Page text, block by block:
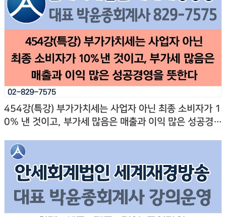
454강(특강) 부가가치세는 사업자 아닌 최종 소비자가 1
0% 낸 것이고, 부가세 많음은 매출과 이익 많은 성공경영